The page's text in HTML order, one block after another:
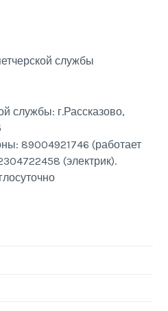
службы
службы: г.Рассказово,
89004921746 (работает
(электрик).